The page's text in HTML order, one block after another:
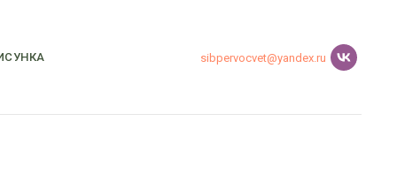
sibpervocvet@yandex.ru